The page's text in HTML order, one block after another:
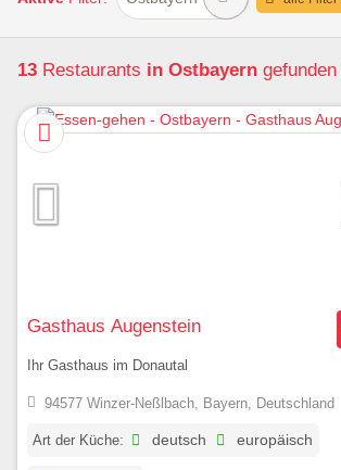
13 Restaurants in Ostbayern gefunden
Gasthaus Augenstein
Ihr Gasthaus im Donautal
94577 Winzer-Neßlbach, Bayern, Deutschland
Art der Küche: deutsch europäisch